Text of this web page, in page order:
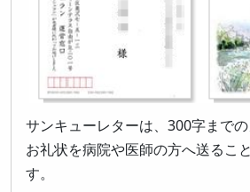
サンキューレターは、300字まで
お礼状を病院や医師の方へ送るこ
す。